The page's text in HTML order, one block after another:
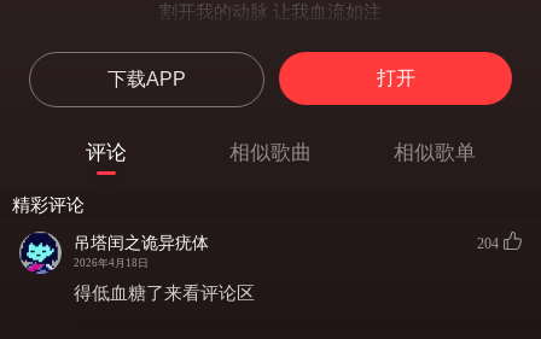
割开我的动脉 让我血流如注
随你肆意摆布 我绝不哭喊尖叫
Self-medication never ever ****ing helps
自我麻痹从来都毫无用处
锯断手腕时 对贱人们说地狱再会
I'm a dirty angel, shining like it's ****ing snowing
I ****ing love addiction, yeah, I ****ing love it when you **** on me
下载APP 打开
评论 相似歌曲 相似歌单
精彩评论
吊塔闰之诡异疣体
2026年4月18日
204
得低血糖了来看评论区